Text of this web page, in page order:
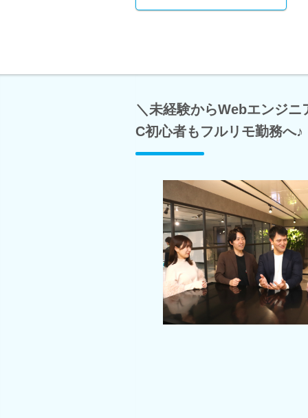
＼未経験からWebエンジ
C初心者もフルリモ勤務へ♪